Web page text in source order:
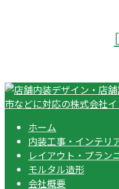
ホーム
内装工事・インテリ
レイアウト・プラン
モルタル造形
会社概要